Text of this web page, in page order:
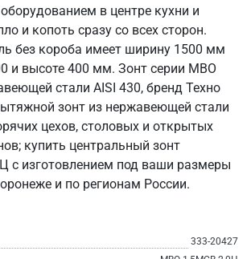
в центре кухни и
и копоть сразу со всех сторон.
без короба имеет ширину 1500 мм
и высоте 400 мм. Зонт серии МВО
стали AISI 430, бренд Техно
зонт из нержавеющей стали
цехов, столовых и открытых
купить центральный зонт
с изготовлением под ваши размеры
и по регионам России.
333-20427